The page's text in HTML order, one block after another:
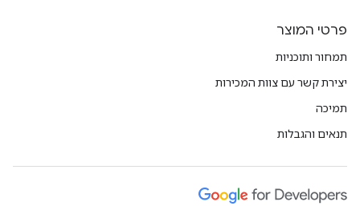
פרטי המוצר
תמחור ותוכניות
יצירת קשר עם צוות המכירות
תמיכה
תנאים והגבלות